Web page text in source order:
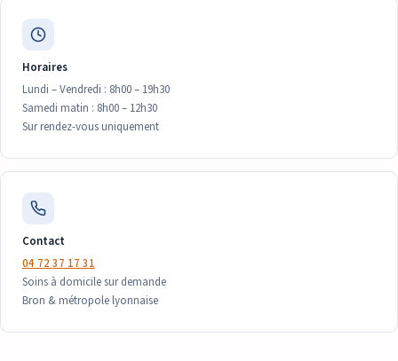
Horaires
Lundi – Vendredi : 8h00 – 19h30
Samedi matin : 8h00 – 12h30
Sur rendez-vous uniquement
Contact
04 72 37 17 31
Soins à domicile sur demande
Bron & métropole lyonnaise